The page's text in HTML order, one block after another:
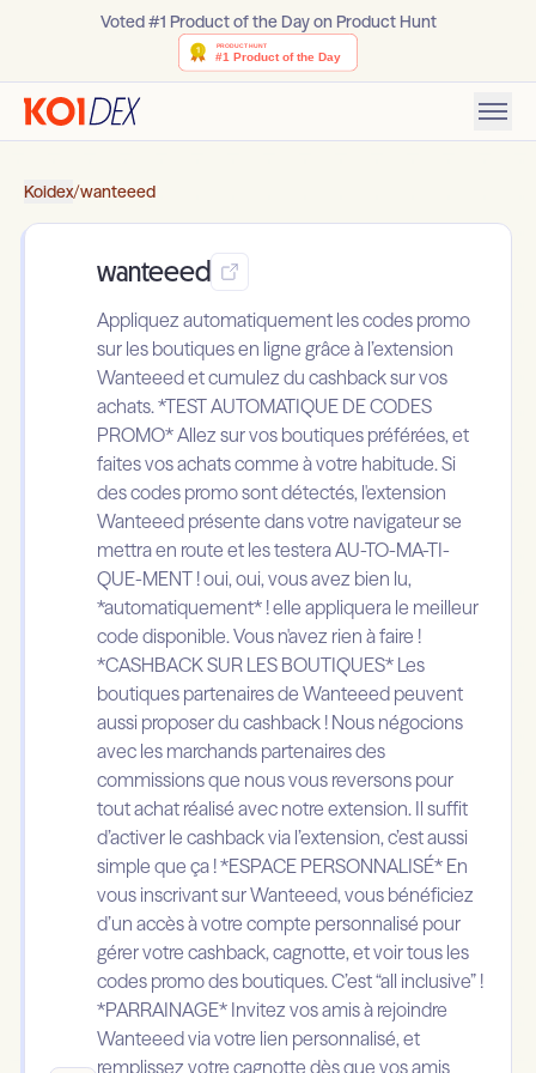
Voted #1 Product of the Day on Product Hunt
Koidex/wanteeed
wanteeed
Appliquez automatiquement les codes promo
sur les boutiques en ligne grâce à l’extension
Wanteeed et cumulez du cashback sur vos
achats. *TEST AUTOMATIQUE DE CODES
PROMO* Allez sur vos boutiques préférées, et
faites vos achats comme à votre habitude. Si
des codes promo sont détectés, l'extension
Wanteeed présente dans votre navigateur se
mettra en route et les testera AU-TO-MA-TI-
QUE-MENT ! oui, oui, vous avez bien lu,
*automatiquement* ! elle appliquera le meilleur
code disponible. Vous n'avez rien à faire !
*CASHBACK SUR LES BOUTIQUES* Les
boutiques partenaires de Wanteeed peuvent
aussi proposer du cashback ! Nous négocions
avec les marchands partenaires des
commissions que nous vous reversons pour
tout achat réalisé avec notre extension. Il suffit
d’activer le cashback via l’extension, c’est aussi
simple que ça ! *ESPACE PERSONNALISÉ* En
vous inscrivant sur Wanteeed, vous bénéficiez
d’un accès à votre compte personnalisé pour
gérer votre cashback, cagnotte, et voir tous les
codes promo des boutiques. C’est “all inclusive” !
*PARRAINAGE* Invitez vos amis à rejoindre
Wanteeed via votre lien personnalisé, et
remplissez votre cagnotte dès que vos amis